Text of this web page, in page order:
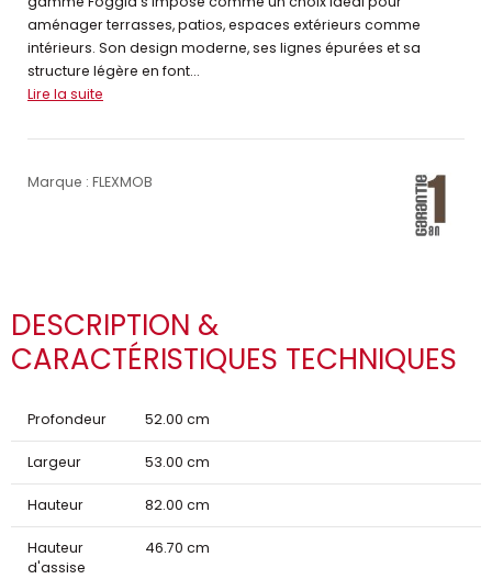
aménager terrasses, patios, espaces extérieurs comme
intérieurs. Son design moderne, ses lignes épurées et sa
structure légère en font...
Lire la suite
Marque : FLEXMOB
DESCRIPTION &
CARACTÉRISTIQUES TECHNIQUES
Profondeur 52.00 cm
Largeur 53.00 cm
Hauteur 82.00 cm
Hauteur
d'assise
46.70 cm